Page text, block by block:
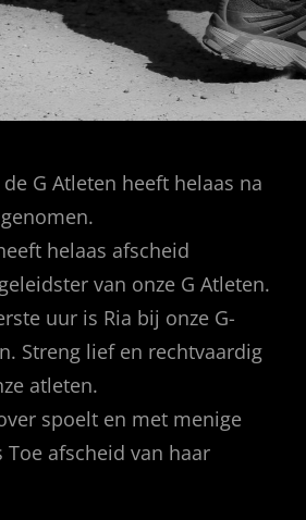
G Atleten heeft helaas na
helaas afscheid
van onze G Atleten.
uur is Ria bij onze G-
Streng lief en rechtvaardig
atleten.
spoelt en met menige
Toe afscheid van haar